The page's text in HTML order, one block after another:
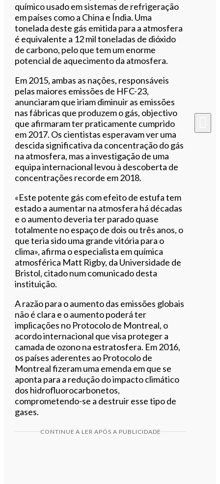
químico usado em sistemas de refrigeração
em países como a China e Índia. Uma
tonelada deste gás emitida para a atmosfera
é equivalente a 12 mil toneladas de dióxido
de carbono, pelo que tem um enorme
potencial de aquecimento da atmosfera.
Em 2015, ambas as nações, responsáveis
pelas maiores emissões de HFC-23,
anunciaram que iriam diminuir as emissões
nas fábricas que produzem o gás, objectivo
que afirmaram ter praticamente cumprido
em 2017. Os cientistas esperavam ver uma
descida significativa da concentração do gás
na atmosfera, mas a investigação de uma
equipa internacional levou à descoberta de
concentrações recorde em 2018.
«Este potente gás com efeito de estufa tem
estado a aumentar na atmosfera há décadas
e o aumento deveria ter parado quase
totalmente no espaço de dois ou três anos, o
que teria sido uma grande vitória para o
clima», afirma o especialista em química
atmosférica Matt Rigby, da Universidade de
Bristol, citado num comunicado desta
instituição.
A razão para o aumento das emissões globais
não é clara e o aumento poderá ter
implicações no Protocolo de Montreal, o
acordo internacional que visa proteger a
camada de ozono na estratosfera. Em 2016,
os países aderentes ao Protocolo de
Montreal fizeram uma emenda em que se
aponta para a redução do impacto climático
dos hidrofluorocarbonetos,
comprometendo-se a destruir esse tipo de
gases.
CONTINUE A LER APÓS A PUBLICIDADE